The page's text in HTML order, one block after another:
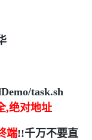
task.sh
,绝对地址
端!!千万不要直